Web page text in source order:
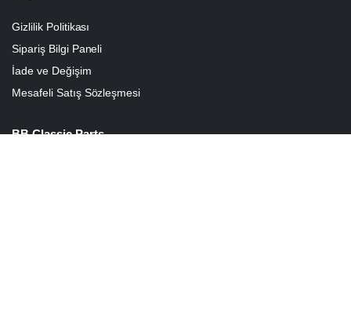
Gizlilik Politikası
Sipariş Bilgi Paneli
İade ve Değişim
Mesafeli Satış Sözleşmesi
BB Classic Parts